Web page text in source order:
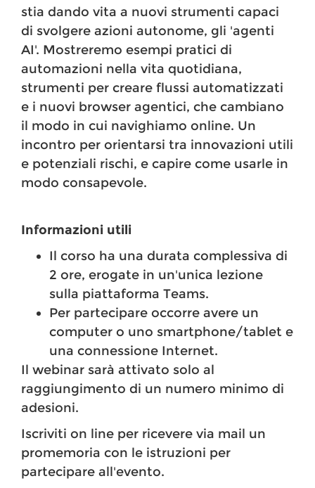
stia dando vita a nuovi strumenti capaci
di svolgere azioni autonome, gli 'agenti
AI'. Mostreremo esempi pratici di
automazioni nella vita quotidiana,
strumenti per creare flussi automatizzati
e i nuovi browser agentici, che cambiano
il modo in cui navighiamo online. Un
incontro per orientarsi tra innovazioni utili
e potenziali rischi, e capire come usarle in
modo consapevole.
Informazioni utili
Il corso ha una durata complessiva di
2 ore, erogate in un'unica lezione
sulla piattaforma Teams.
Per partecipare occorre avere un
computer o uno smartphone/tablet e
una connessione Internet.
Il webinar sarà attivato solo al
raggiungimento di un numero minimo di
adesioni.
Iscriviti on line per ricevere via mail un
promemoria con le istruzioni per
partecipare all'evento.